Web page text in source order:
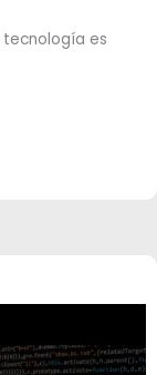
tecnología es